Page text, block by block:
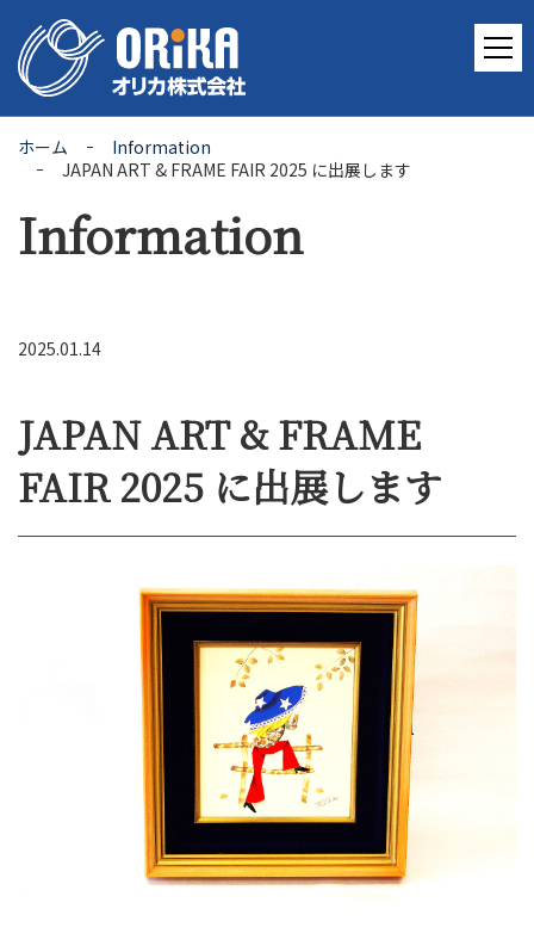
ホーム
Information
JAPAN ART & FRAME FAIR 2025 に出展します
Information
2025.01.14
JAPAN ART & FRAME
FAIR 2025 に出展します